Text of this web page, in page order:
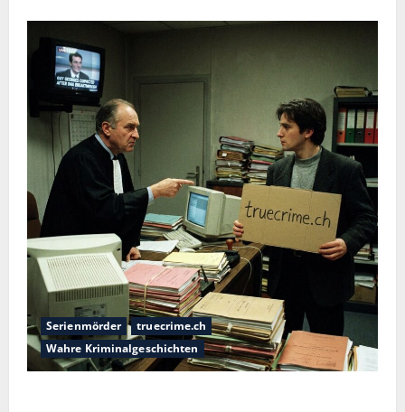
Serienmörder
truecrime.ch
Wahre Kriminalgeschichten